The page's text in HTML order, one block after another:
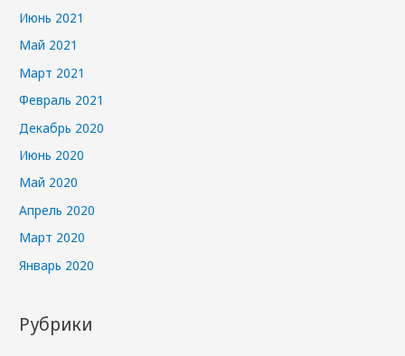
Июнь 2021
Май 2021
Март 2021
Февраль 2021
Декабрь 2020
Июнь 2020
Май 2020
Апрель 2020
Март 2020
Январь 2020
Рубрики